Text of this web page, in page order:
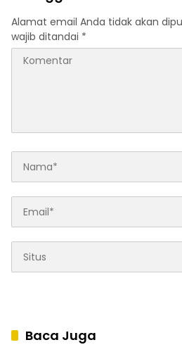
Alamat email Anda tidak akan
wajib ditandai *
Baca Juga